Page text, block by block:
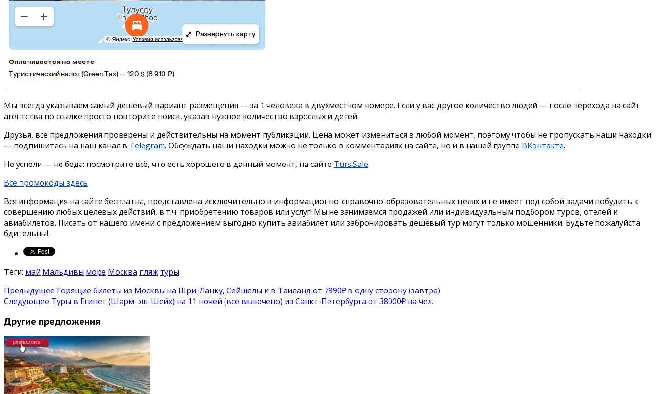
Мы всегда указываем самый дешевый вариант размещения — за 1 человека в двухместном номере. Если у вас другое количество людей — после перехода на сайт
агентства по ссылке просто повторите поиск, указав нужное количество взрослых и детей.
Друзья, все предложения проверены и действительны на момент публикации. Цена может измениться в любой момент, поэтому чтобы не пропускать наши находки
— подпишитесь на наш канал в Telegram. Обсуждать наши находки можно не только в комментариях на сайте, но и в нашей группе ВКонтакте.
Не успели — не беда: посмотрите всё, что есть хорошего в данный момент, на сайте Turs.Sale
Все промокоды здесь
Вся информация на сайте бесплатна, представлена исключительно в информационно-справочно-образовательных целях и не имеет под собой задачи побудить к
совершению любых целевых действий, в т.ч. приобретению товаров или услуг! Мы не занимаемся продажей или индивидуальным подбором туров, отелей и
авиабилетов. Писать от нашего имени с предложением выгодно купить авиабилет или забронировать дешевый тур могут только мошенники. Будьте пожалуйста
бдительны!
Теги: май Мальдивы море Москва пляж туры
Предыдущее Горящие билеты из Москвы на Шри-Ланку, Сейшелы и в Таиланд от 7990₽ в одну сторону (завтра)
Следующее Туры в Египет (Шарм-эш-Шейх) на 11 ночей (все включено) из Санкт-Петербурга от 38000₽ на чел.
Другие предложения